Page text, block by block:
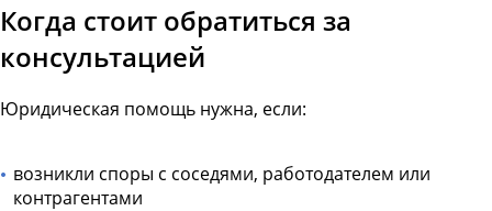
Когда стоит обратиться за
консультацией
Юридическая помощь нужна, если:
возникли споры с соседями, работодателем или
контрагентами